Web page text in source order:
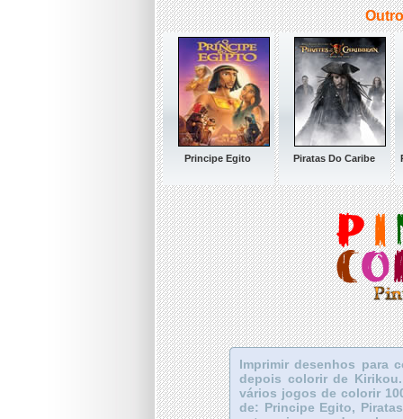
Principe Egito Piratas Do Caribe
Imprimir desenhos para
depois colorir de
vários jogos de colorir
de: Principe Egito,